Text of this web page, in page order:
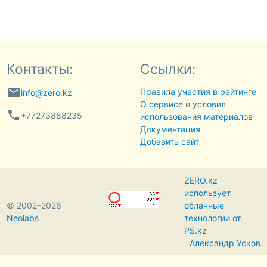
Контакты:
emailinfo@zero.kz
phone +77273888235
Ссылки:
Правила участия в рейтинге
О сервисеи условия
использования материалов
Документация
Добавить сайт
© 2002–2026
Neolabs
ZERO.kz
использует
облачные
технологии от
PS.kz
Александр Усков